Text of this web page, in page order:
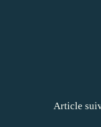
Article